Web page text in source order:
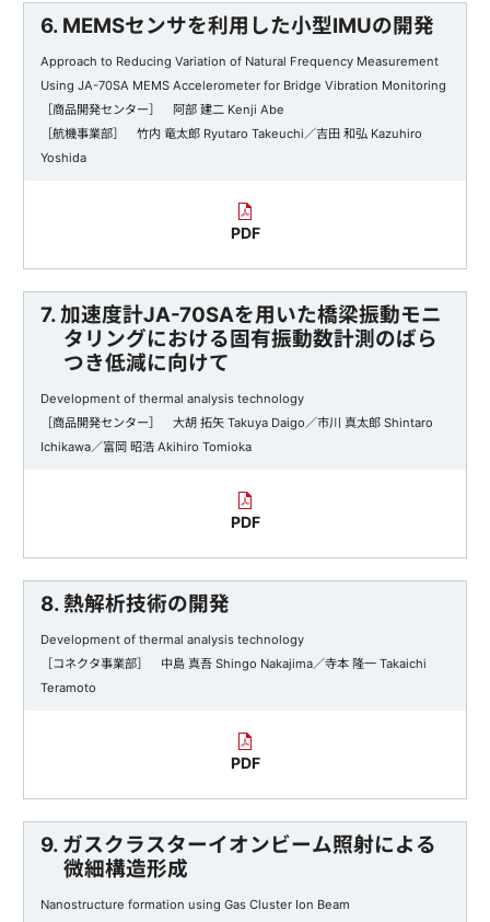
6. MEMSセンサを利用した小型IMUの開発
Approach to Reducing Variation of Natural Frequency Measurement
Using JA-70SA MEMS Accelerometer for Bridge Vibration Monitoring
［商品開発センター］ 阿部 建二 Kenji Abe
［航機事業部］ 竹内 竜太郎 Ryutaro Takeuchi／吉田 和弘 Kazuhiro
Yoshida
PDF
7. 加速度計JA-70SAを用いた橋梁振動モニ
タリングにおける固有振動数計測のばら
つき低減に向けて
Development of thermal analysis technology
［商品開発センター］ 大胡 拓矢 Takuya Daigo／市川 真太郎 Shintaro
Ichikawa／富岡 昭浩 Akihiro Tomioka
PDF
8. 熱解析技術の開発
Development of thermal analysis technology
［コネクタ事業部］ 中島 真吾 Shingo Nakajima／寺本 隆一 Takaichi
Teramoto
PDF
9. ガスクラスターイオンビーム照射による
微細構造形成
Nanostructure formation using Gas Cluster Ion Beam